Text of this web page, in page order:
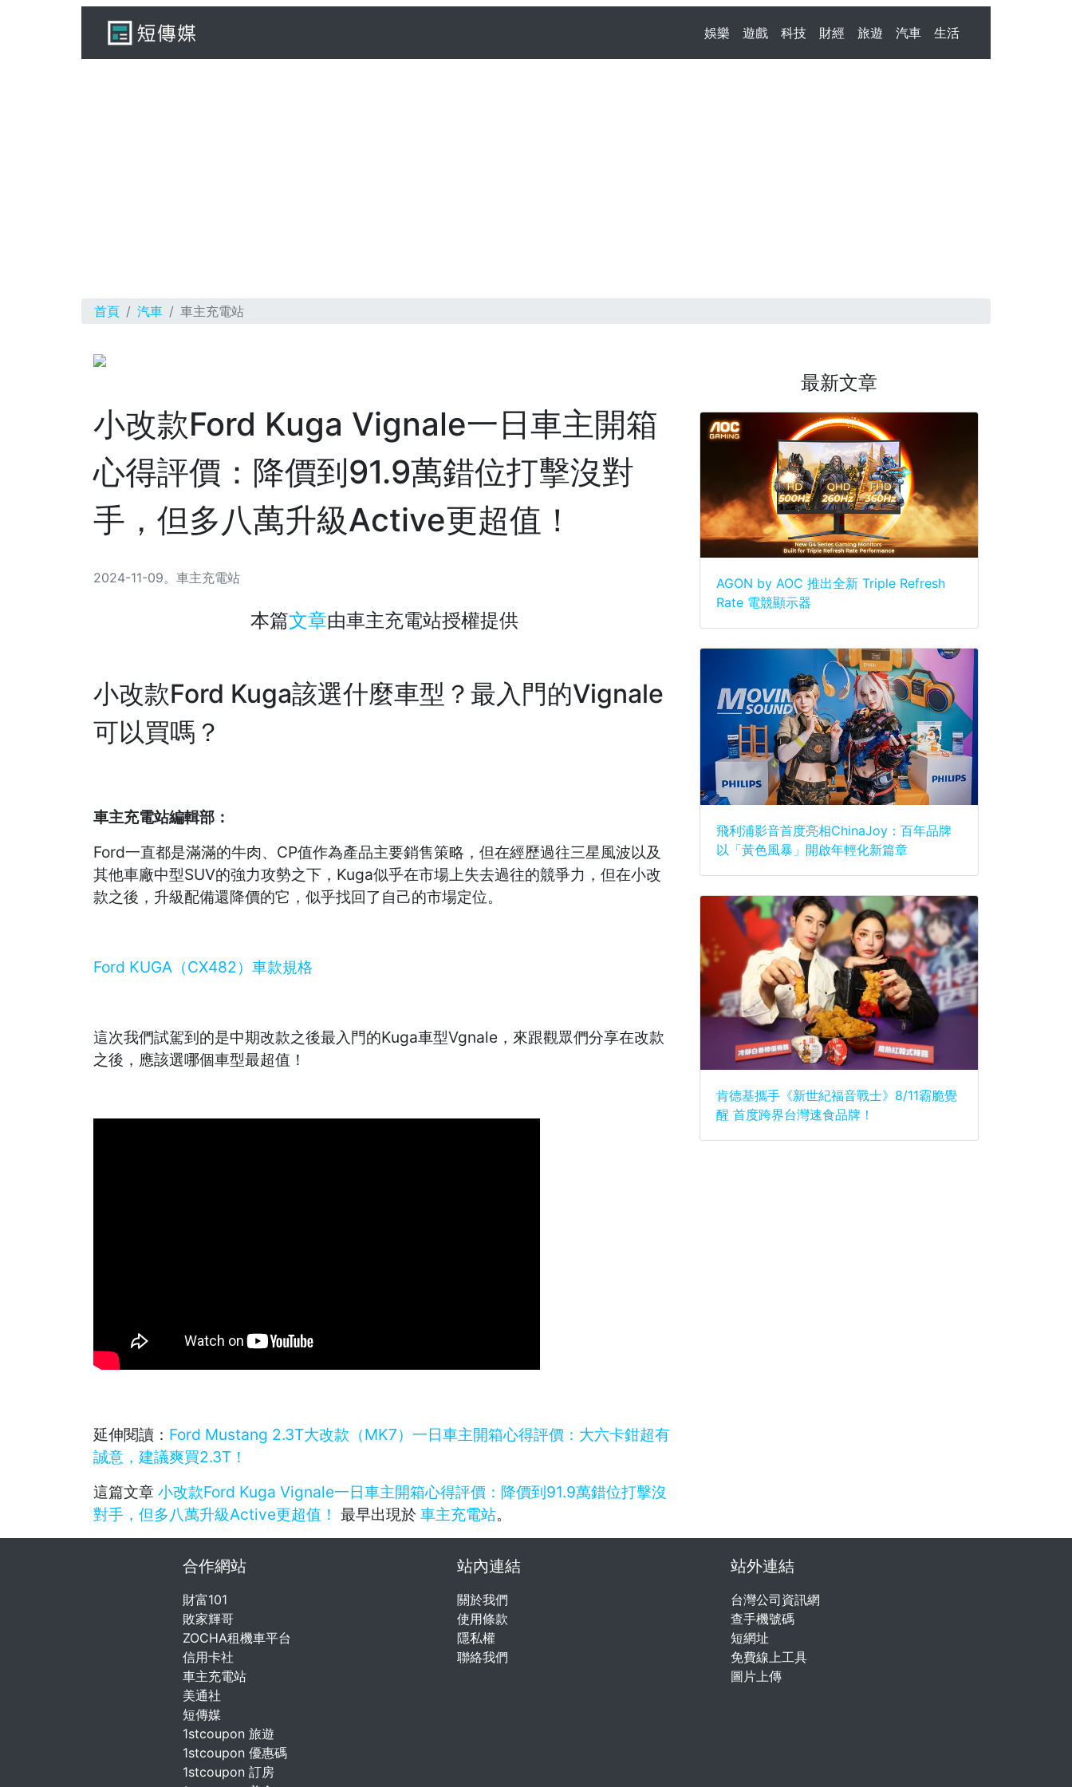
娛樂 遊戲 科技 財經 旅遊 汽車 生活
首頁 汽車 車主充電站
小改款Ford Kuga Vignale一日車主開箱
心得評價：降價到91.9萬錯位打擊沒對
手，但多八萬升級Active更超值！
2024-11-09。 車主充電站
本篇文章由車主充電站授權提供
小改款Ford Kuga該選什麼車型？最入門的Vignale
可以買嗎？
車主充電站編輯部：
Ford一直都是滿滿的牛肉、CP值作為產品主要銷售策略，但在經歷過往三星風波以及
其他車廠中型SUV的強力攻勢之下，Kuga似乎在市場上失去過往的競爭力，但在小改
款之後，升級配備還降價的它，似乎找回了自己的市場定位。
Ford KUGA（CX482）車款規格
這次我們試駕到的是中期改款之後最入門的Kuga車型Vgnale，來跟觀眾們分享在改款
之後，應該選哪個車型最超值！
延伸閱讀： Ford Mustang 2.3T大改款（MK7）一日車主開箱心得評價：大六卡鉗超有
誠意，建議爽買2.3T！
這篇文章 小改款Ford Kuga Vignale一日車主開箱心得評價：降價到91.9萬錯位打擊沒
對手，但多八萬升級Active更超值！ 最早出現於 車主充電站。
最新文章
AGON by AOC 推出全新 Triple Refresh
Rate 電競顯示器
飛利浦影音首度亮相ChinaJoy：百年品牌
以「黃色風暴」開啟年輕化新篇章
肯德基攜手《新世紀福音戰士》8/11霸脆覺
醒 首度跨界台灣速食品牌！
合作網站
財富101
敗家輝哥
ZOCHA租機車平台
信用卡社
車主充電站
美通社
短傳媒
1stcoupon 旅遊
1stcoupon 優惠碼
1stcoupon 訂房
站內連結
關於我們
使用條款
隱私權
聯絡我們
站外連結
台灣公司資訊網
查手機號碼
短網址
免費線上工具
圖片上傳